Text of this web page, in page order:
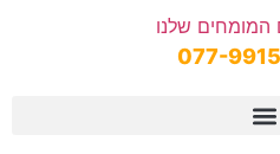
המומחים שלנו
077-